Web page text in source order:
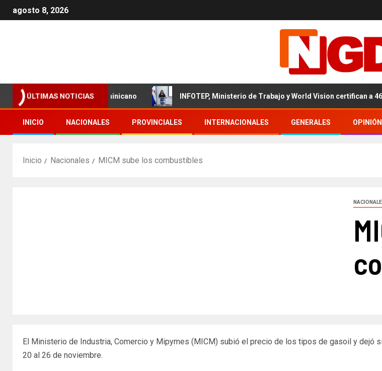
agosto 8, 2026
ÚLTIMAS NOTICIAS
del sector textil dominicano INFOTEP, Ministerio de Trabajo y World Vision certifican a 46
INICIO NACIONALES PROVINCIALES INTERNACIONALES GENERALES OPINIÓN
Inicio Nacionales MICM sube los combustibles
El Ministerio de Industria, Comercio y Mipymes (MICM) subió el precio de los tipos de gasoil y dejó
20 al 26 de noviembre.